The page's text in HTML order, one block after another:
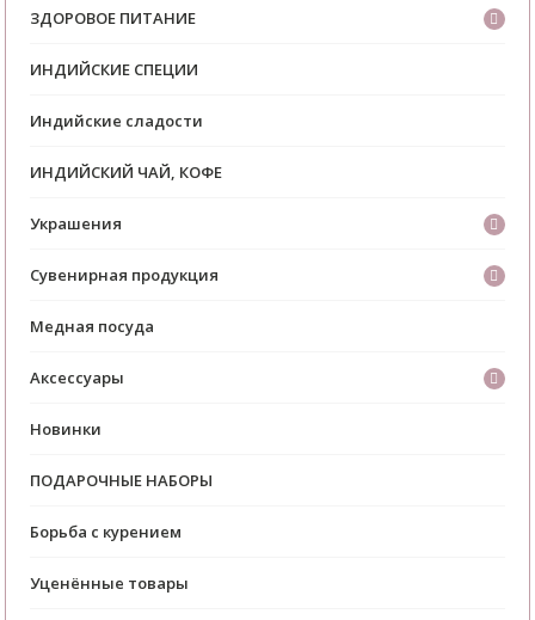
ЗДОРОВОЕ ПИТАНИЕ
ИНДИЙСКИЕ СПЕЦИИ
Индийские сладости
ИНДИЙСКИЙ ЧАЙ, КОФЕ
Украшения
Сувенирная продукция
Медная посуда
Аксессуары
Новинки
ПОДАРОЧНЫЕ НАБОРЫ
Борьба с курением
Уценённые товары